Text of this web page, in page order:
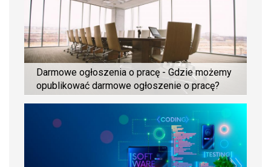
Darmowe ogłoszenia o pracę - Gdzie możemy
opublikować darmowe ogłoszenie o pracę?